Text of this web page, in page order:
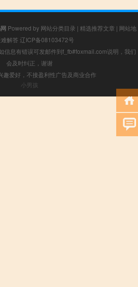
Powered by 网站分类目录 | 精选推荐文章 | 网站地
解答 辽ICP备08103472号
信息有错误可发邮件到f_fb#foxmail.com说明，我们
会及时纠正，谢谢
趣爱好，不接盈利性广告及商业合作
小男孩